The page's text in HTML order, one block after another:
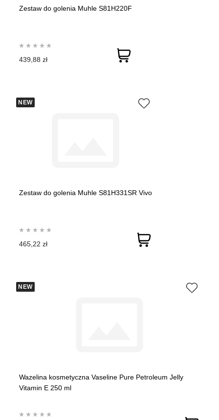
Zestaw do golenia Muhle S81H220F
439,88 zł
NEW
Zestaw do golenia Muhle S81H331SR Vivo
465,22 zł
NEW
Wazelina kosmetyczna Vaseline Pure Petroleum Jelly
Vitamin E 250 ml